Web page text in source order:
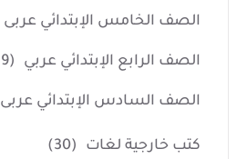
الصف الخامس الإبتدائي عربى
الصف الرابع الإبتدائي عربي (9)
الصف السادس الإبتدائي عربى
كتب خارجية لغات (30)